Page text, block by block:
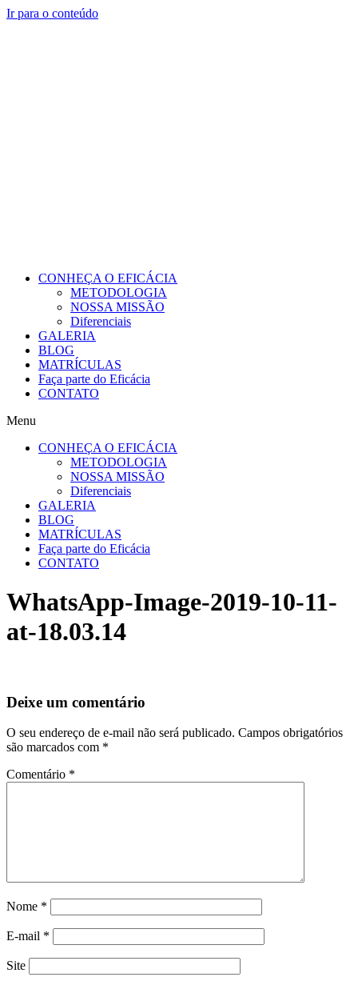
Ir para o conteúdo
CONHEÇA O EFICÁCIA
METODOLOGIA
NOSSA MISSÃO
Diferenciais
GALERIA
BLOG
MATRÍCULAS
Faça parte do Eficácia
CONTATO
Menu
CONHEÇA O EFICÁCIA
METODOLOGIA
NOSSA MISSÃO
Diferenciais
GALERIA
BLOG
MATRÍCULAS
Faça parte do Eficácia
CONTATO
WhatsApp-Image-2019-10-11-
at-18.03.14
Deixe um comentário
O seu endereço de e-mail não será publicado. Campos obrigatórios
são marcados com *
Comentário *
Nome *
E-mail *
Site